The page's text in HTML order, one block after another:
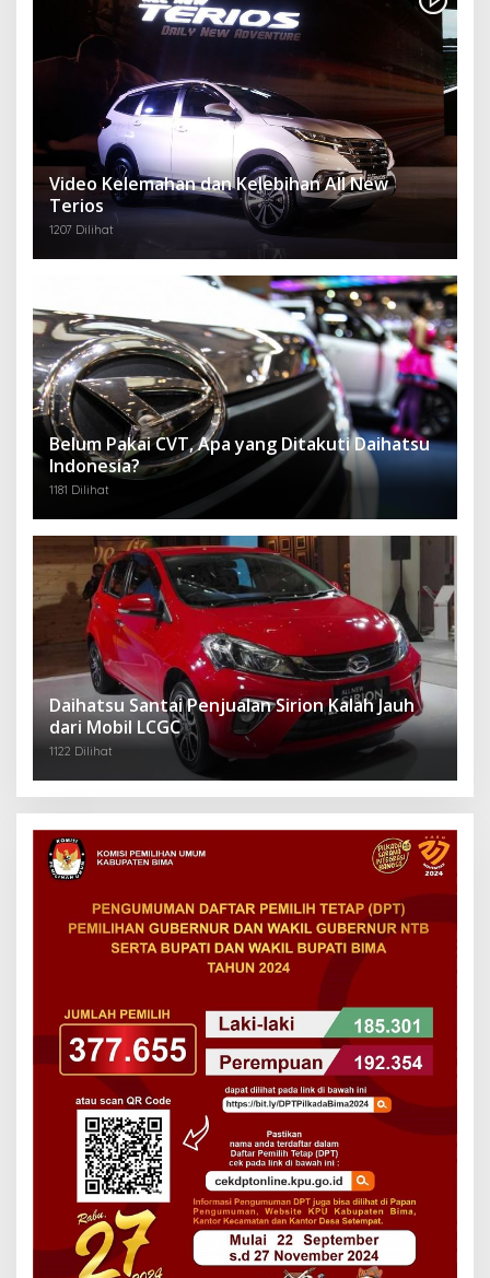
Video Kelemahan dan Kelebihan All New
Terios
1207 Dilihat
Belum Pakai CVT, Apa yang Ditakuti Daihatsu
Indonesia?
1181 Dilihat
Daihatsu Santai Penjualan Sirion Kalah Jauh
dari Mobil LCGC
1122 Dilihat